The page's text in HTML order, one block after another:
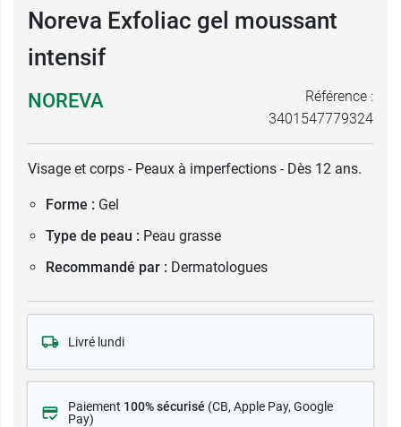
Noreva Exfoliac gel moussant
intensif
NOREVA
Référence :
3401547779324
Visage et corps - Peaux à imperfections - Dès 12 ans.
Forme : Gel
Type de peau : Peau grasse
Recommandé par : Dermatologues
Livré lundi
Paiement 100% sécurisé (CB, Apple Pay, Google
Pay)